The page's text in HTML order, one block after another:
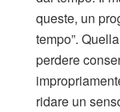
queste, un
tempo”.
perdere
ridare un